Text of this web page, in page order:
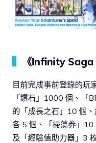
《Infinity Saga
目前完成事前登錄的玩
「鑽石」1000 個、「
的「成長之石」10 個、
各 5 個、「掃蕩券」
及「經驗值助力器」3